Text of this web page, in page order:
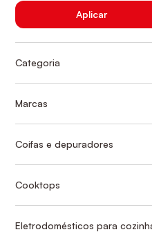
Aplicar
Categoria
COIFAS DE PAREDE
COOKTOP POR INDUÇÃO
COOKTOPS INDUÇÃO
Marcas
Coifas e depuradores
COIFAS DE PAREDE
Cooktops
Eletrodomésticos para